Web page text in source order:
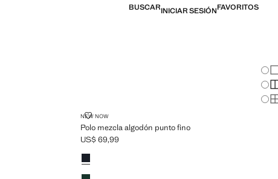
BUSCARINICIAR SESIÓNFAVORITOS
FINO NEW NOW
Polo mezcla algodón punto fino
POLO MEZCLA ALGODÓN PUNTO FINO
Precio actual [US$ 69,99 ]
US$ 69,99
Colores
Azul marino
Verde billar